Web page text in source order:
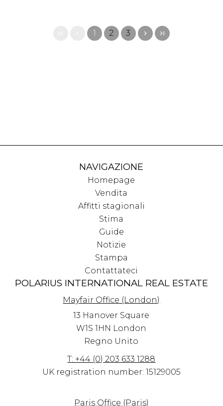
1 2 3
NAVIGAZIONE
Homepage
Vendita
Affitti stagionali
Stima
Guide
Notizie
Stampa
Contattateci
POLARIUS INTERNATIONAL REAL ESTATE
Mayfair Office (London)
13 Hanover Square
W1S 1HN London
Regno Unito
T: +44 (0) 203 633 1288
UK registration number: 15129005
Paris Office (Paris)